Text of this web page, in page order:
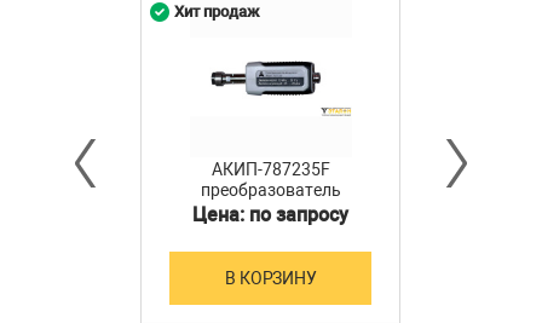
АКИП-787235F
преобразователь
мощности
Цена: по запросу
В КОРЗИНУ
Хит продаж